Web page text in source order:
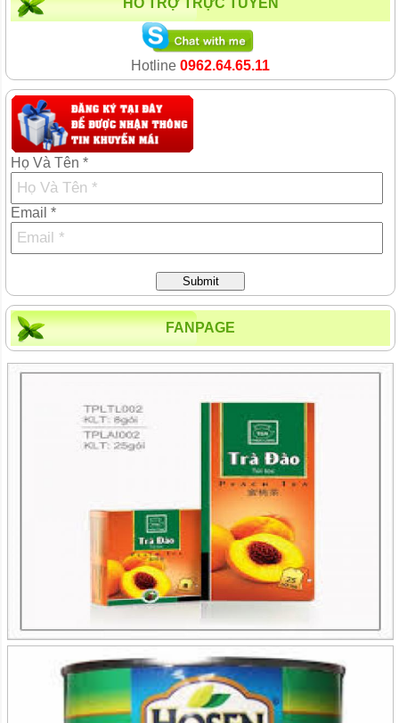
HỖ TRỢ TRỰC TUYẾN
Hotline 0962.64.65.11
Họ Và Tên *
Email *
Submit
FANPAGE